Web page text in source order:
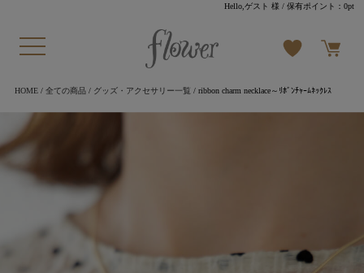
Hello,ゲスト 様 / 保有ポイント：0pt
HOME/ 全ての商品/ グッズ・アクセサリー一覧 / ribbon charm necklace～ﾘﾎﾞﾝﾁｬｰﾑﾈｯｸﾚｽ